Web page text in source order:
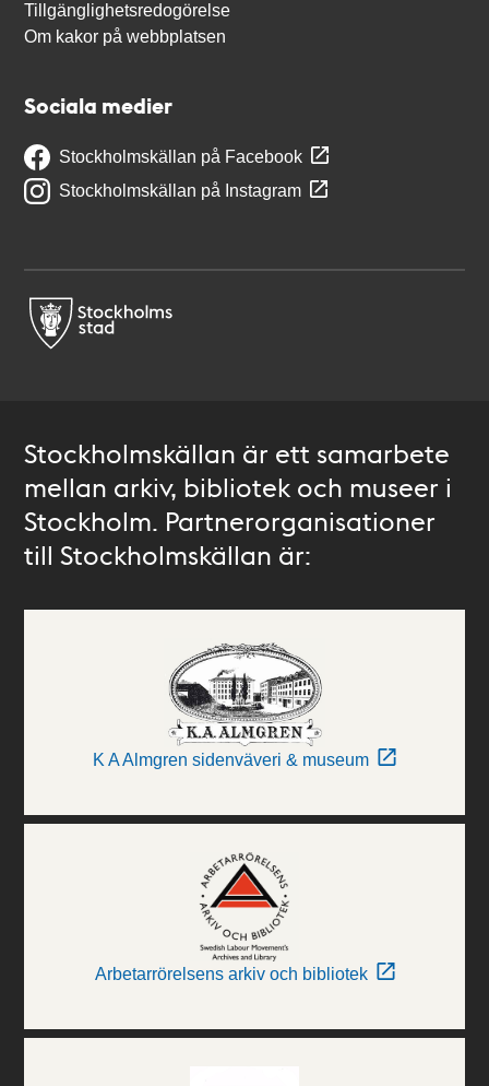
Tillgänglighetsredogörelse
Om kakor på webbplatsen
Sociala medier
Stockholmskällan på Facebook
Stockholmskällan på Instagram
Stockholmskällan är ett samarbete
mellan arkiv, bibliotek och museer i
Stockholm. Partnerorganisationer
till Stockholmskällan är:
K A Almgren sidenväveri & museum
Arbetarrörelsens arkiv och bibliotek